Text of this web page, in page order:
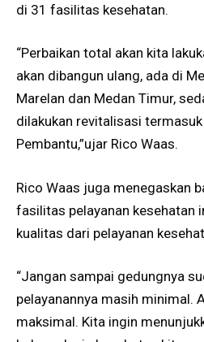
di 31 fasilitas kesehatan.
“Perbaikan total akan kita
akan dibangun ulang, ada di
Marelan dan Medan Timur,
dilakukan revitalisasi
Pembantu,”ujar Rico Waas.
Rico Waas juga menegaskan
fasilitas pelayanan kesehatan
kualitas dari pelayanan
“Jangan sampai gedungnya
pelayanannya masih minimal.
maksimal. Kita ingin